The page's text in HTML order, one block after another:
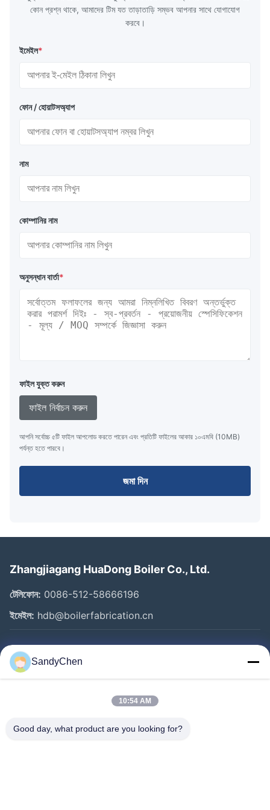
কোন প্রশ্ন থাকে, আমাদের টিম যত তাড়াতাড়ি সম্ভব আপনার সাথে যোগাযোগ
করবে।
ইমেইল*
ফোন / হোয়াটসঅ্যাপ
নাম
কোম্পানির নাম
অনুসন্ধান বার্তা*
ফাইল যুক্ত করুন
ফাইল নির্বাচন করুন
আপনি সর্বোচ্চ ৫টি ফাইল আপলোড করতে পারেন এবং প্রতিটি ফাইলের আকার ১০এমবি (10MB)
পর্যন্ত হতে পারবে।
জমা দিন
Zhangjiagang HuaDong Boiler Co., Ltd.
টেলিফোন: 0086-512-58666196
ইমেইল: hdb@boilerfabrication.cn
গুরুত্বপূর্ণ সংযোগ
বাড়ি
ভিডিও
SandyChen
10:54 AM
Good day, what product are you looking for?